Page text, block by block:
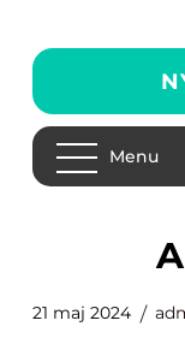
Menu
21 maj 2024